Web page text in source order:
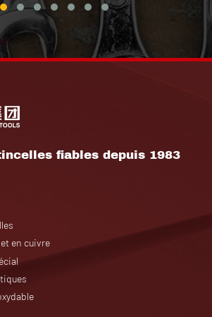
fiables depuis 1983
en cuivre